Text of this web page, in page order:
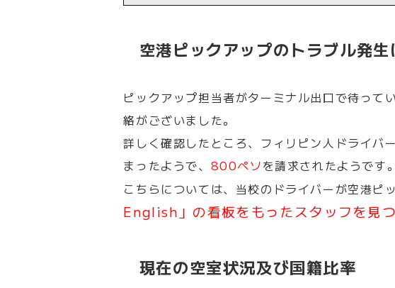
空港ピックアップのトラブル発生
ピックアップ担当者がターミナル出口で待って
絡がございました。
詳しく確認したところ、フィリピン人ドライバ
まったようで、 800ペソを請求されたようです
こちらについては、当校のドライバーが空港ピ
English 」の看板をもったスタッフを見
現在の空室状況及び国籍比率